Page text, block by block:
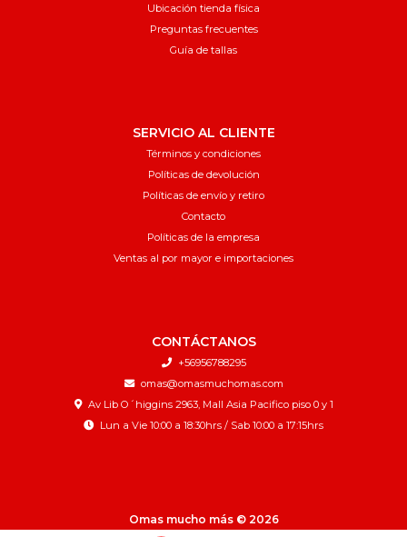
Ubicación tienda física
Preguntas frecuentes
Guía de tallas
SERVICIO AL CLIENTE
Términos y condiciones
Políticas de devolución
Políticas de envío y retiro
Contacto
Políticas de la empresa
Ventas al por mayor e importaciones
CONTÁCTANOS
+56956788295
omas@omasmuchomas.com
Av Lib O´higgins 2963, Mall Asia Pacifico piso 0 y 1
Lun a Vie 10:00 a 18:30hrs / Sab 10:00 a 17:15hrs
Omas mucho más © 2026